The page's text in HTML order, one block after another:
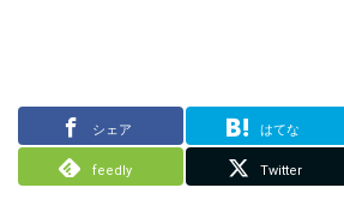
シェア はてな
feedly Twitter